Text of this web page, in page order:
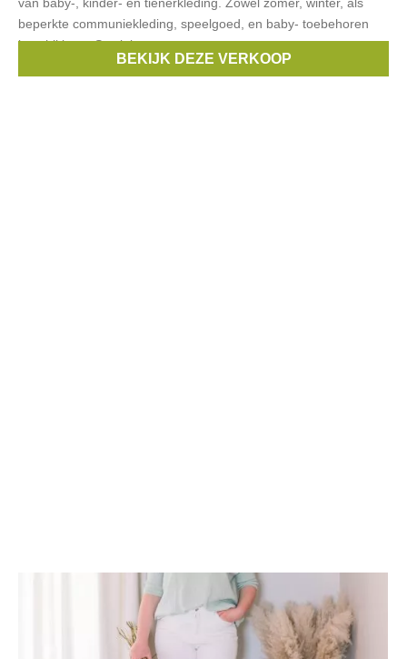
beperkte communiekleding, speelgoed, en baby- toebehoren
beschikbaar. Stock kan
Noppies,Babyface,IKKS,Petit Bateau
BEKIJK DEZE VERKOOP